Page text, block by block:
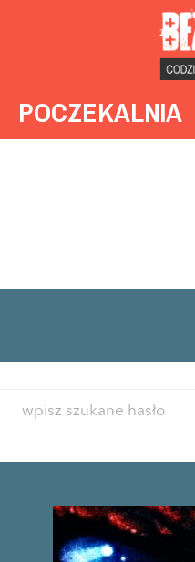
POCZEKALNIA